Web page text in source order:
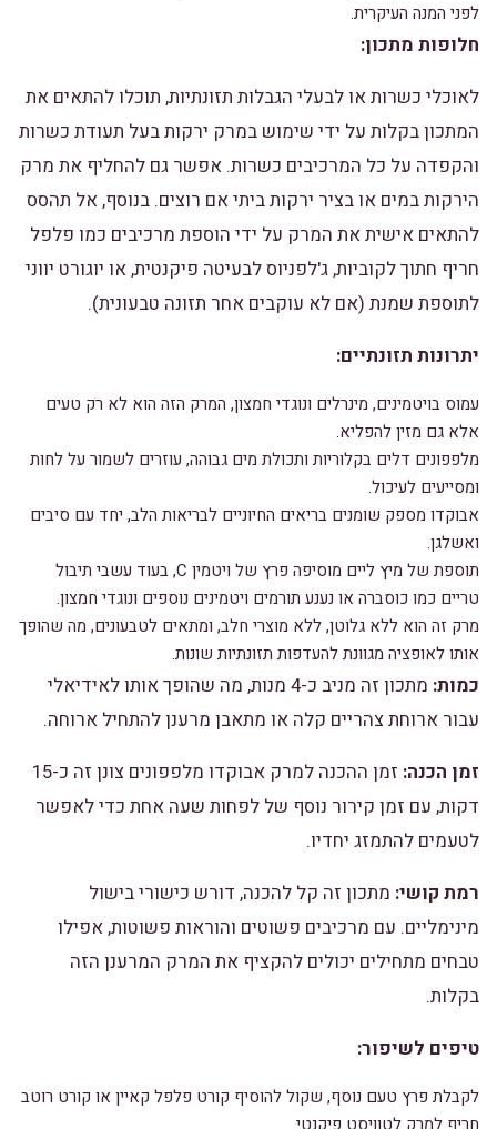
לפני המנה העיקרית.
חלופות מתכון:
לאוכלי כשרות או לבעלי הגבלות תזונתיות, תוכלו להתאים את
המתכון בקלות על ידי שימוש במרק ירקות בעל תעודת כשרות
והקפדה על כל המרכיבים כשרות. אפשר גם להחליף את מרק
הירקות במים או בציר ירקות ביתי אם רוצים. בנוסף, אל תהסס
להתאים אישית את המרק על ידי הוספת מרכיבים כמו פלפל
חריף חתוך לקוביות, ג'לפניוס לבעיטה פיקנטית, או יוגורט יווני
לתוספת שמנת (אם לא עוקבים אחר תזונה טבעונית).
יתרונות תזונתיים:
עמוס בויטמינים, מינרלים ונוגדי חמצון, המרק הזה הוא לא רק טעים
אלא גם מזין להפליא.
מלפפונים דלים בקלוריות ותכולת מים גבוהה, עוזרים לשמור על לחות
ומסייעים לעיכול.
אבוקדו מספק שומנים בריאים החיוניים לבריאות הלב, יחד עם סיבים
ואשלגן.
תוספת של מיץ ליים מוסיפה פרץ של ויטמין C, בעוד עשבי תיבול
טריים כמו כוסברה או נענע תורמים ויטמינים נוספים ונוגדי חמצון.
מרק זה הוא ללא גלוטן, ללא מוצרי חלב, ומתאים לטבעונים, מה שהופך
אותו לאופציה מגוונת להעדפות תזונתיות שונות.
כמות:
מתכון זה מניב כ-4 מנות, מה שהופך אותו לאידיאלי
עבור ארוחת צהריים קלה או מתאבן מרענן להתחיל ארוחה.
זמן הכנה:
זמן ההכנה למרק אבוקדו מלפפונים צונן זה כ-15
דקות, עם זמן קירור נוסף של לפחות שעה אחת כדי לאפשר
לטעמים להתמזג יחדיו.
רמת קושי: מתכון זה קל להכנה, דורש כישורי בישול
מינימליים. עם מרכיבים פשוטים והוראות פשוטות, אפילו
טבחים מתחילים יכולים להקציף את המרק המרענן הזה
בקלות.
טיפים לשיפור:
לקבלת פרץ טעם נוסף, שקול להוסיף קורט פלפל קאיין או קורט רוטב